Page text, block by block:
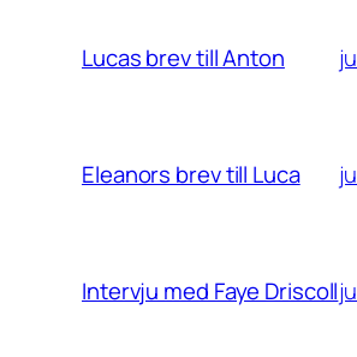
Lucas brev till Anton
Eleanors brev till Luca
Intervju med Faye Driscoll